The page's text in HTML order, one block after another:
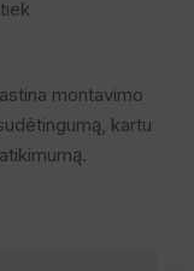
montavimo
kartu